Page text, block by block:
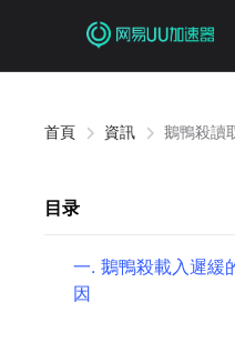
首頁 資訊 鵝鴨殺讀
目录
一. 鵝鴨殺載入遲緩
因